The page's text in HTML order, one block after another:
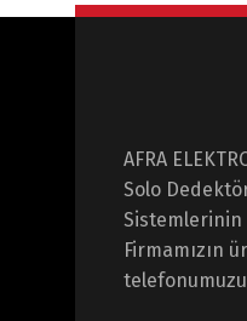
AFRA
Solo
Sistemlerinin
Firmamızın